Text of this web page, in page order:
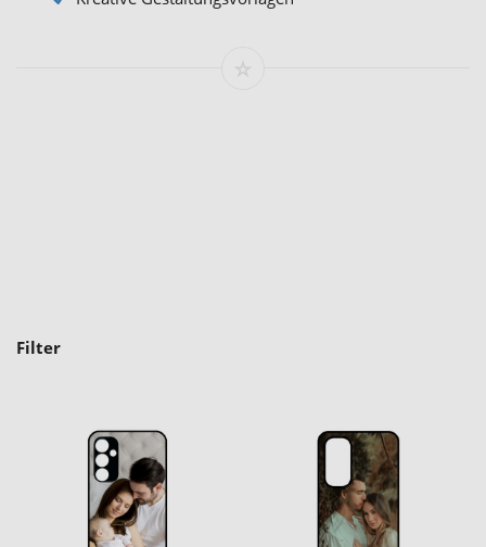
Filter